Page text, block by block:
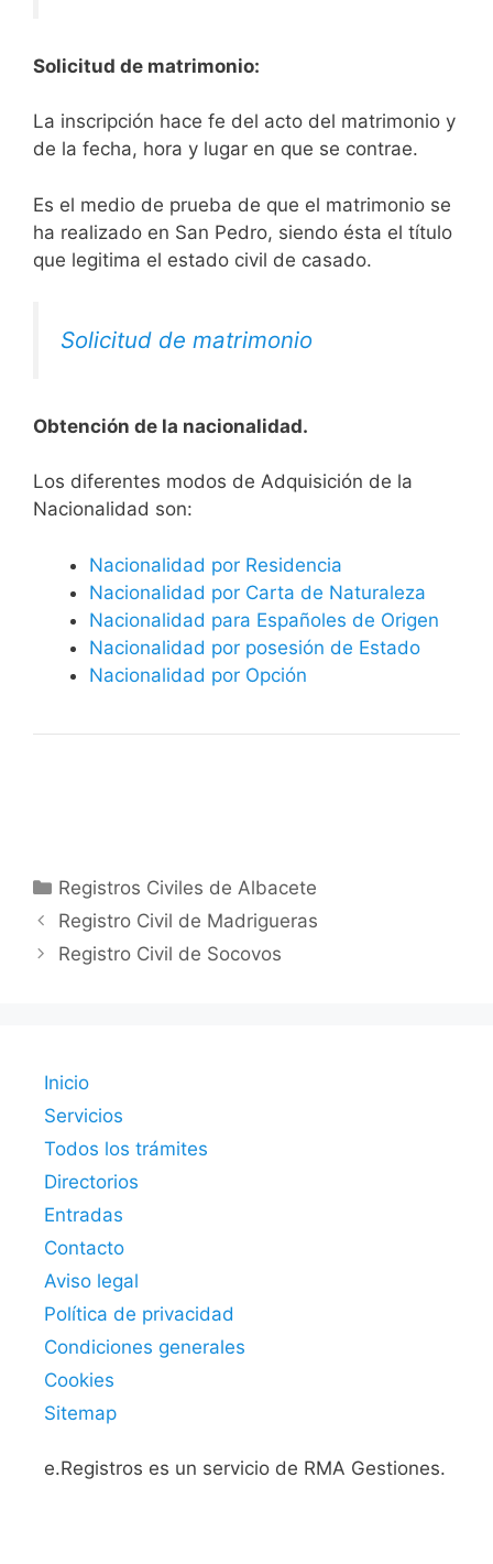
Solicitud de matrimonio:
La inscripción hace fe del acto del matrimonio y
de la fecha, hora y lugar en que se contrae.
Es el medio de prueba de que el matrimonio se
ha realizado en San Pedro, siendo ésta el título
que legitima el estado civil de casado.
Solicitud de matrimonio
Obtención de la nacionalidad.
​​​Los diferentes modos de Adquisición de la
Nacionalidad son:
Nacionalidad por Residencia
Nacionalidad por Carta de Naturaleza
Nacionalidad para Españoles de Origen
Nacionalidad por posesión de Estado
Nacionalidad por Opción
Categorías
Registros Civiles de Albacete
Registro Civil de Madrigueras
Registro Civil de Socovos
Inicio
Servicios
Todos los trámites
Directorios
Entradas
Contacto
Aviso legal
Política de privacidad
Condiciones generales
Cookies
Sitemap
e.Registros es un servicio de RMA Gestiones.